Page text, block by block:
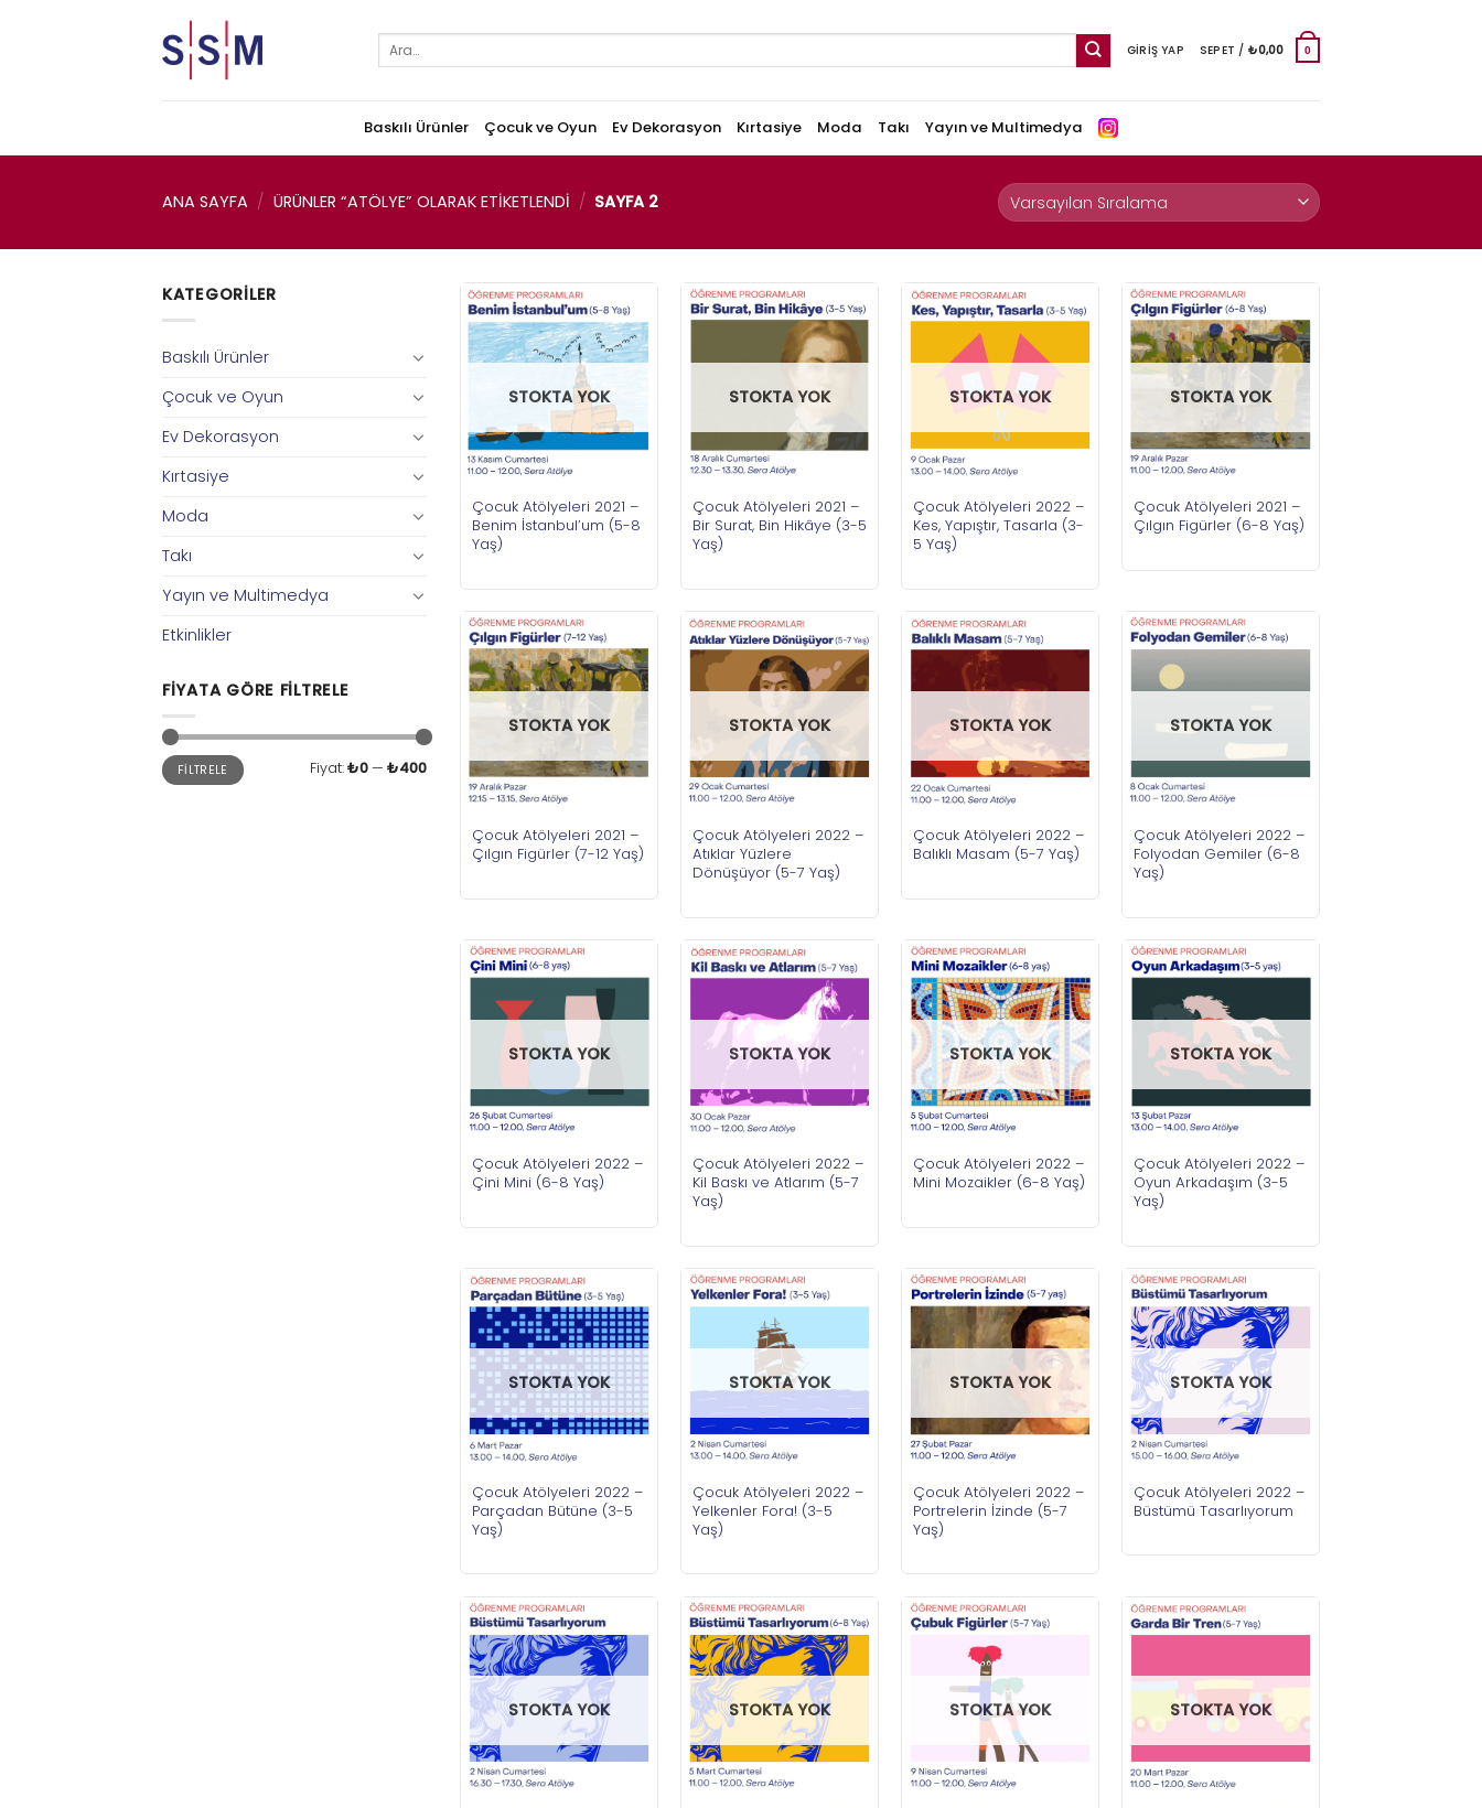
Ara:
GIRIŞ YAP SEPET / ₺0,00 0
Baskılı Ürünler Çocuk ve Oyun Ev Dekorasyon Kırtasiye Moda Takı Yayın ve Multimedya
ANA SAYFA / ÜRÜNLER “ATÖLYE” OLARAK ETIKETLENDI / SAYFA 2
KATEGORILER
Baskılı Ürünler
Çocuk ve Oyun
Ev Dekorasyon
Kırtasiye
Moda
Takı
Yayın ve Multimedya
Etkinlikler
FIYATA GÖRE FILTRELE
En
düşük
fiyat
En
yüksek
fiyat
FILTRELE Fiyat:₺0— ₺400
STOKTA YOK
Çocuk Atölyeleri 2021 –
Benim İstanbul’um (5-8
Yaş)
STOKTA YOK
Çocuk Atölyeleri 2021 –
Bir Surat, Bin Hikâye (3-5
Yaş)
STOKTA YOK
Çocuk Atölyeleri 2022 –
Kes, Yapıştır, Tasarla (3-
5 Yaş)
STOKTA YOK
Çocuk Atölyeleri 2021 –
Çılgın Figürler (6-8 Yaş)
STOKTA YOK
Çocuk Atölyeleri 2021 –
Çılgın Figürler (7-12 Yaş)
STOKTA YOK
Çocuk Atölyeleri 2022 –
Atıklar Yüzlere
Dönüşüyor (5-7 Yaş)
STOKTA YOK
Çocuk Atölyeleri 2022 –
Balıklı Masam (5-7 Yaş)
STOKTA YOK
Çocuk Atölyeleri 2022 –
Folyodan Gemiler (6-8
Yaş)
STOKTA YOK
Çocuk Atölyeleri 2022 –
Çini Mini (6-8 Yaş)
STOKTA YOK
Çocuk Atölyeleri 2022 –
Kil Baskı ve Atlarım (5-7
Yaş)
STOKTA YOK
Çocuk Atölyeleri 2022 –
Mini Mozaikler (6-8 Yaş)
STOKTA YOK
Çocuk Atölyeleri 2022 –
Oyun Arkadaşım (3-5
Yaş)
STOKTA YOK
Çocuk Atölyeleri 2022 –
Parçadan Bütüne (3-5
Yaş)
STOKTA YOK
Çocuk Atölyeleri 2022 –
Yelkenler Fora! (3-5
Yaş)
STOKTA YOK
Çocuk Atölyeleri 2022 –
Portrelerin İzinde (5-7
Yaş)
STOKTA YOK
Çocuk Atölyeleri 2022 –
Büstümü Tasarlıyorum
STOKTA YOK STOKTA YOK STOKTA YOK STOKTA YOK